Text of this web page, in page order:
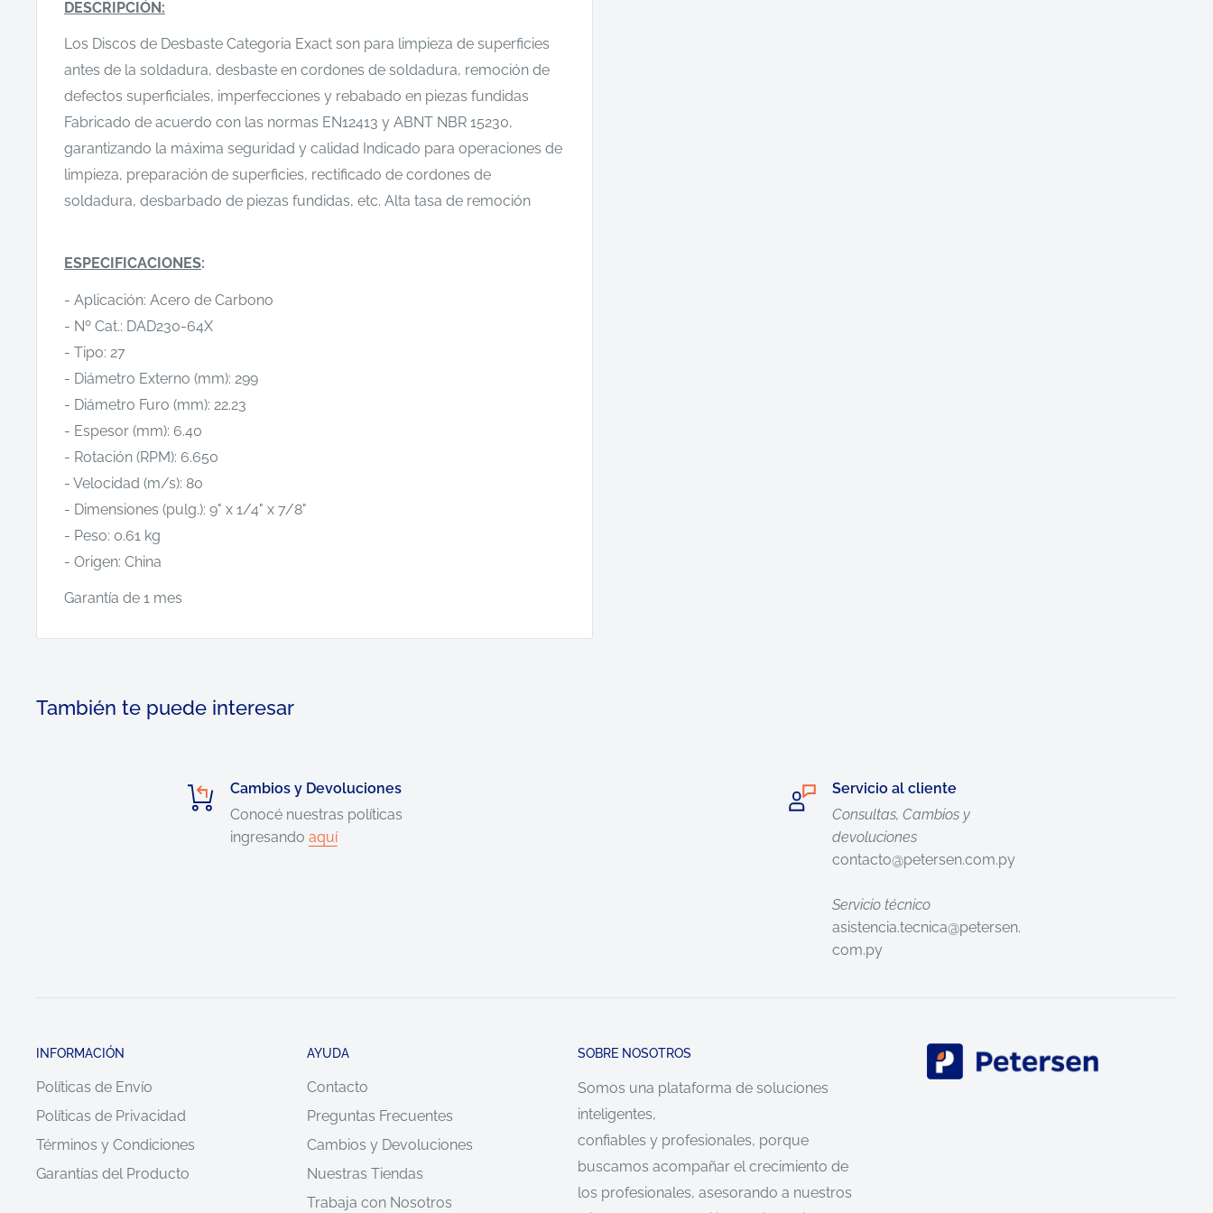
DESCRIPCIÓN:
Los Discos de Desbaste Categoria Exact son para limpieza de superficies
antes de la soldadura, desbaste en cordones de soldadura, remoción de
defectos superficiales, imperfecciones y rebabado en piezas fundidas
Fabricado de acuerdo con las normas EN12413 y ABNT NBR 15230,
garantizando la máxima seguridad y calidad Indicado para operaciones de
limpieza, preparación de superficies, rectificado de cordones de
soldadura, desbarbado de piezas fundidas, etc. Alta tasa de remoción
ESPECIFICACIONES:
- Aplicación: Acero de Carbono
- Nº Cat.: DAD230-64X
- Tipo: 27
- Diámetro Externo (mm): 299
- Diámetro Furo (mm): 22.23
- Espesor (mm): 6.40
- Rotación (RPM): 6.650
- Velocidad (m/s): 80
- Dimensiones (pulg.): 9" x 1/4" x 7/8"
- Peso: 0.61 kg
- Origen: China
Garantía de 1 mes
También te puede interesar
Cambios y Devoluciones
Conocé nuestras políticas
ingresando aquí
Servicio al cliente
Consultas, Cambios y
devoluciones
contacto@petersen.com.py
Servicio técnico
asistencia.tecnica@petersen.
com.py
INFORMACIÓN
Políticas de Envío
Políticas de Privacidad
Términos y Condiciones
Garantías del Producto
AYUDA
Contacto
Preguntas Frecuentes
Cambios y Devoluciones
Nuestras Tiendas
Trabaja con Nosotros
SOBRE NOSOTROS
Somos una plataforma de soluciones
inteligentes,
confiables y profesionales, porque
buscamos acompañar el crecimiento de
los profesionales, asesorando a nuestros